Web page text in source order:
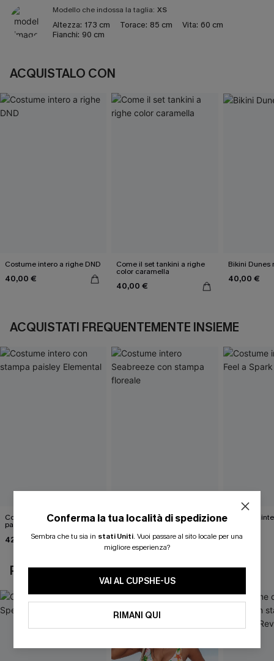
Modello che indossa la taglia: XS
Altezza: 173 cm Torace: 85 cm Vita: 60 cm
Fianchi: 90 cm
ACQUISTALO CON
Costume intero a righe DND
40,00 €
Come il set tankini a righe
color caramella
40,00 €
Bikini Dunes
40,00 €
ACQUISTATI FREQUENTEMENTE INSIEME
Costume intero con stampa
paisley Elemental
42,00 €
Costume intero Seabreeze
con stampa floreale
44,00 €
Costume
39,00 €
POTREBBE INTERESSARTI ANCHE
Conferma la tua località di spedizione
Sembra che tu sia in stati Uniti. Vuoi passare al sito locale per una
migliore esperienza?
VAI AL CUPSHE-US
RIMANI QUI